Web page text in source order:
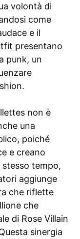
volontà di
come
e il
presentano
punk, un
non è
una
poiché
e creano
tempo,
aggiunge
che riflette
che
di Rose Villain
sinergia